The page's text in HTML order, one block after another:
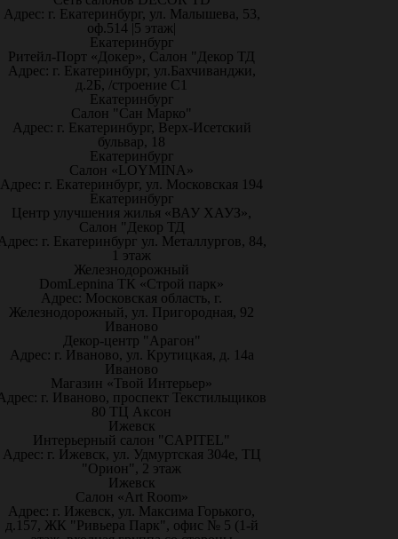
Адрес: г. Екатеринбург, ул. Малышева, 53,
оф.514 |5 этаж|
Екатеринбург
Ритейл-Порт «Докер», Салон "Декор ТД
Адрес: г. Екатеринбург, ул.Бахчиванджи,
д.2Б, /строение С1
Екатеринбург
Салон "Сан Марко"
Адрес: г. Екатеринбург, Верх-Исетский
бульвар, 18
Екатеринбург
Салон «LOYMINA»
Адрес: г. Екатеринбург, ул. Московская 194
Екатеринбург
Центр улучшения жилья «ВАУ ХАУЗ»,
Салон "Декор ТД
г. Екатеринбург ул. Металлургов, 84,
1 этаж
Железнодорожный
DomLepnina ТК «Строй парк»
Адрес: Московская область, г.
Железнодорожный, ул. Пригородная, 92
Иваново
Декор-центр "Арагон"
Адрес: г. Иваново, ул. Крутицкая, д. 14а
Иваново
Магазин «Твой Интерьер»
г. Иваново, проспект Текстильщиков
80 ТЦ Аксон
Ижевск
Интерьерный салон "CAPITEL"
Адрес: г. Ижевск, ул. Удмуртская 304е, ТЦ
"Орион", 2 этаж
Ижевск
Салон «Art Room»
Адрес: г. Ижевск, ул. Максима Горького,
д.157, ЖК "Ривьера Парк", офис № 5 (1-й